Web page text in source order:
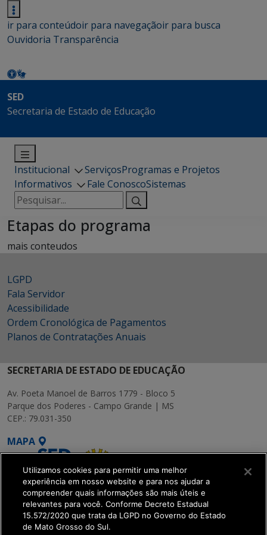
ir para conteúdoir para navegaçãoir para busca
Ouvidoria Transparência
SED
Secretaria de Estado de Educação
Institucional ServiçosProgramas e Projetos
Informativos
Fale ConoscoSistemas
Pesquisar
por:
Etapas do programa
mais conteudos
LGPD
Fala Servidor
Acessibilidade
Ordem Cronológica de Pagamentos
Planos de Contratações Anuais
SECRETARIA DE ESTADO DE EDUCAÇÃO
Av. Poeta Manoel de Barros 1779 - Bloco 5
Parque dos Poderes - Campo Grande | MS
CEP.: 79.031-350
MAPA
SETDIG | Secretaria-
Utilizamos cookies para permitir uma melhor
experiência em nosso website e para nos ajudar a
compreender quais informações são mais úteis e
relevantes para você. Conforme Decreto Estadual
15.572/2020 que trata da LGPD no Governo do Estado
de Mato Grosso do Sul.